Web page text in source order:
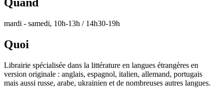
Quand
mardi - samedi, 10h-13h / 14h30-19h
Quoi
Librairie spécialisée dans la littérature en langues étrangères en
version originale : anglais, espagnol, italien, allemand, portugais
mais aussi russe, arabe, ukrainien et de nombreuses autres langues.